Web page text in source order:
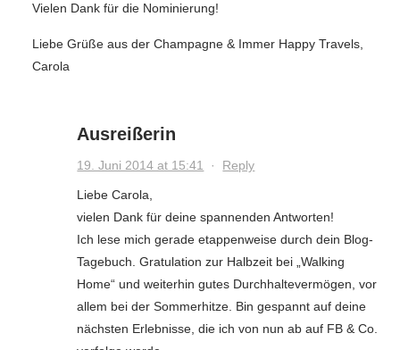
Vielen Dank für die Nominierung!
Liebe Grüße aus der Champagne & Immer Happy Travels,
Carola
Ausreißerin
19. Juni 2014 at 15:41 · Reply
Liebe Carola,
vielen Dank für deine spannenden Antworten!
Ich lese mich gerade etappenweise durch dein Blog-
Tagebuch. Gratulation zur Halbzeit bei „Walking
Home“ und weiterhin gutes Durchhaltevermögen, vor
allem bei der Sommerhitze. Bin gespannt auf deine
nächsten Erlebnisse, die ich von nun ab auf FB & Co.